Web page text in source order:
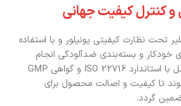
کنترل کیفیت جهانی
تحت نظارت کیفیتی یونیلور و با استفاده
خودکار و بسته‌بندی ضدآلودگی انجام
می‌شود. تمامی مراحل با استاندارد ISO 22716 و گواهی GMP
تا کیفیت و اصالت محصول برای
گردد.